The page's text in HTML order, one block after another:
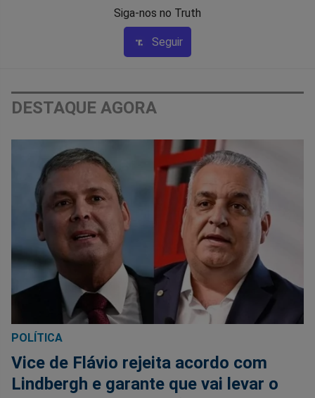
Siga-nos no Truth
Seguir
DESTAQUE AGORA
POLÍTICA
Vice de Flávio rejeita acordo com
Lindbergh e garante que vai levar o